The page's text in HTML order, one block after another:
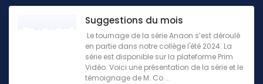
Suggestions du mois
Le tournage de la série Anaon s’est déroulé
en partie dans notre collège l'été 2024. La
série est disponible sur la plateforme Prim
Vidéo. Voici une présentation de la série et le
témoignage de M. Co ...